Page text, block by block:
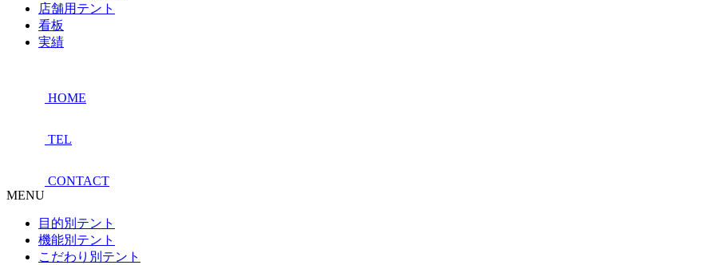
店舗用テント
看板
実績
HOME
TEL
CONTACT
MENU
目的別テント
機能別テント
こだわり別テント